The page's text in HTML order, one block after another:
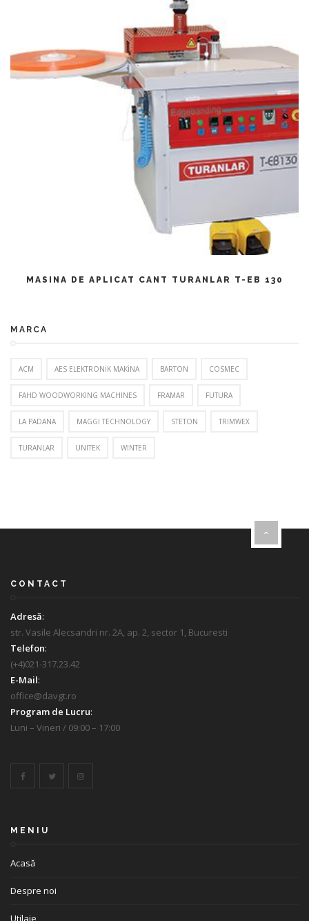
MASINA DE APLICAT CANT TURANLAR T-EB 130
MARCA
ACM AES ELEKTRONİK MAKİNA BARTON COSMEC
FAHD WOODWORKING MACHINES FRAMAR FUTURA
LA PADANA MAGGI TECHNOLOGY STETON TRIMWEX
TURANLAR UNITEK WINTER
CONTACT
Adresă:
str. Vasile Alecsandri nr. 2A, ap. 2, sector 1, Bucuresti
Telefon:
(+4)021-317.23.42
E-Mail:
office@davgt.ro
Program de Lucru:
Luni – Vineri / 09:00 – 17:00
MENIU
Acasă
Despre noi
Utilaje